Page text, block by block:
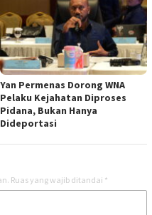
Yan Permenas Dorong WNA
Pelaku Kejahatan Diproses
Pidana, Bukan Hanya
Dideportasi
Ruas yang wajib ditandai *